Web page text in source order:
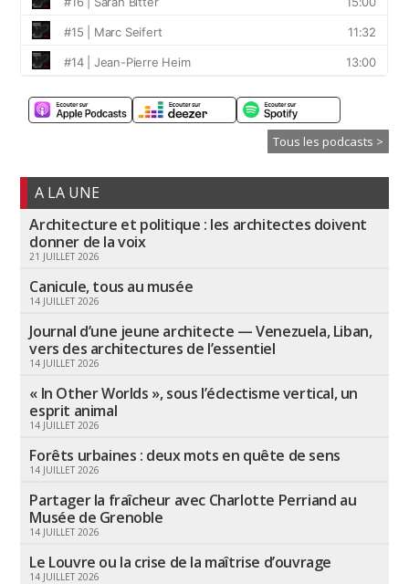
Tous les podcasts >
A LA UNE
Architecture et politique : les architectes doivent
donner de la voix
21 JUILLET 2026
Canicule, tous au musée
14 JUILLET 2026
Journal d’une jeune architecte — Venezuela, Liban,
vers des architectures de l’essentiel
14 JUILLET 2026
« In Other Worlds », sous l’éclectisme vertical, un
esprit animal
14 JUILLET 2026
Forêts urbaines : deux mots en quête de sens
14 JUILLET 2026
Partager la fraîcheur avec Charlotte Perriand au
Musée de Grenoble
14 JUILLET 2026
Le Louvre ou la crise de la maîtrise d’ouvrage
14 JUILLET 2026